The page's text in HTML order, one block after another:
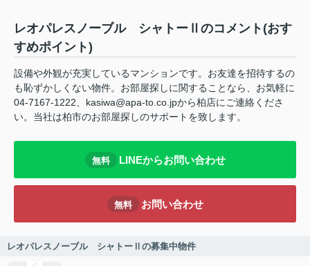
レオパレスノーブル シャトーⅡのコメント(おす
すめポイント)
設備や外観が充実しているマンションです。お友達を招待するの
も恥ずかしくない物件。お部屋探しに関することなら、お気軽に
04-7167-1222、kasiwa@apa-to.co.jpから柏店にご連絡くださ
い。当社は柏市のお部屋探しのサポートを致します。
無料 LINEからお問い合わせ
無料 お問い合わせ
レオパレスノーブル シャトーⅡの募集中物件